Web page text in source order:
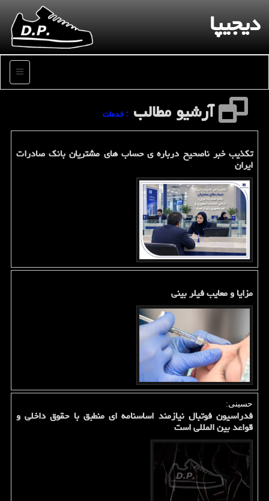
دیجیپا
منو
آرشیو مطالب : خدمات
تکذیب خبر ناصحیح درباره ی حساب های مشتریان بانک صادرات
ایران
مزایا و معایب فیلر بینی
حسینی:
فدراسیون فوتبال نیازمند اساسنامه ای منطبق با حقوق داخلی و
قواعد بین المللی است